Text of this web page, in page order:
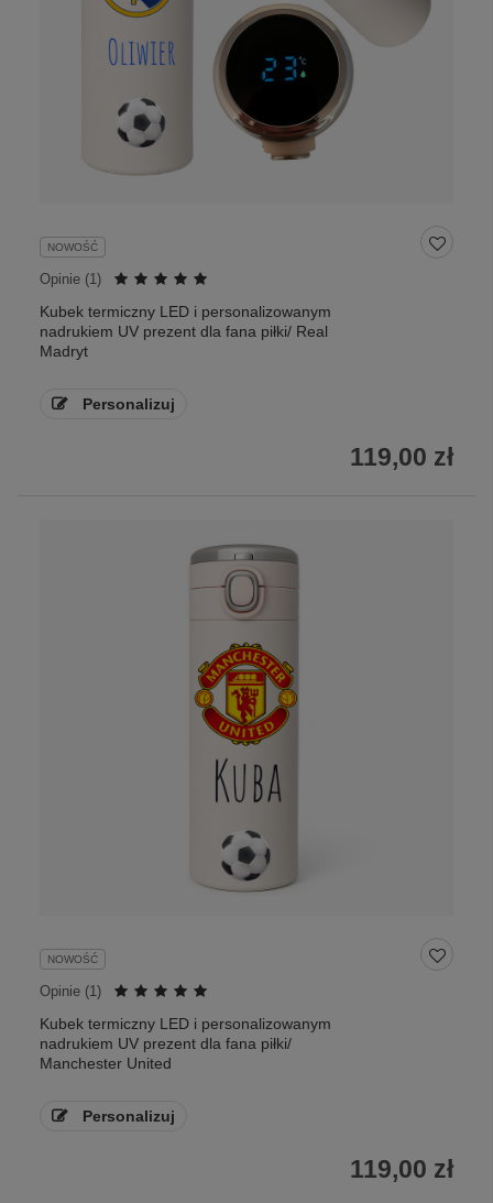
NOWOŚĆ
Opinie (1)
Kubek termiczny LED i personalizowanym
nadrukiem UV prezent dla fana piłki/ Real
Madryt
Personalizuj
119,00 zł
NOWOŚĆ
Opinie (1)
Kubek termiczny LED i personalizowanym
nadrukiem UV prezent dla fana piłki/
Manchester United
Personalizuj
119,00 zł